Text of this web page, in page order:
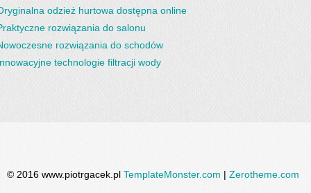
odzież hurtowa dostępna online
rozwiązania do salonu
rozwiązania do schodów
technologie filtracji wody
© 2016 www.piotrgacek.pl TemplateMonster.com | Zerotheme.com